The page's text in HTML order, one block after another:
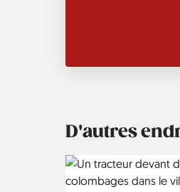
D'autres